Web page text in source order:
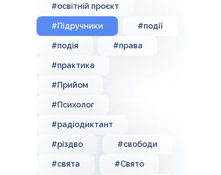
#освітній проєкт
#Підручники #події
#подія #права
#практика
#Прийом
#Психолог
#радіодиктант
#різдво #свободи
#свята #Свято